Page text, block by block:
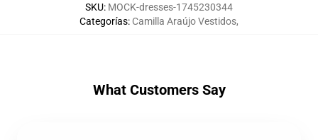
SKU: MOCK-dresses-1745230344
Categorías: Camilla Araújo Vestidos,
What Customers Say